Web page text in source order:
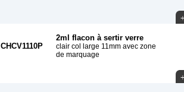
CHCV1110P
2ml flacon à sertir verre
clair col large 11mm avec zone
de marquage